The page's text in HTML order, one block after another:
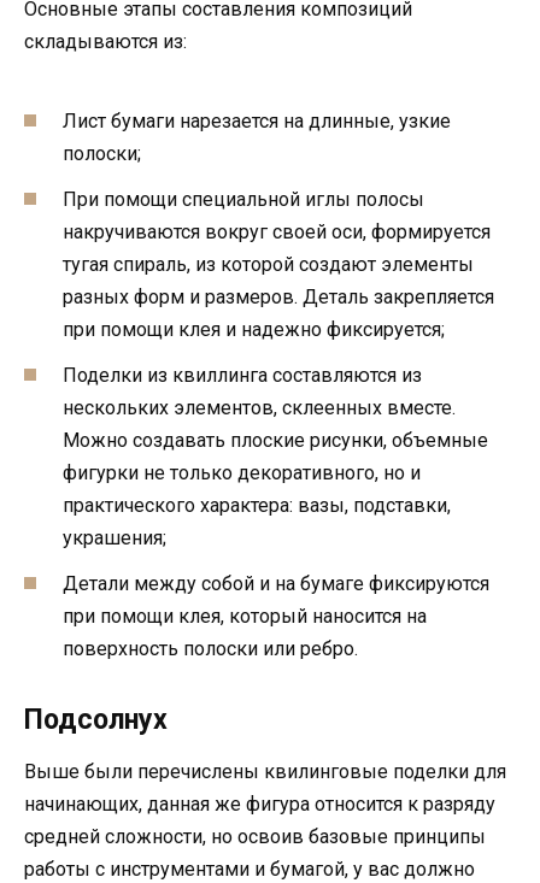
Основные этапы составления композиций
складываются из:
Лист бумаги нарезается на длинные, узкие
полоски;
При помощи специальной иглы полосы
накручиваются вокруг своей оси, формируется
тугая спираль, из которой создают элементы
разных форм и размеров. Деталь закрепляется
при помощи клея и надежно фиксируется;
Поделки из квиллинга составляются из
нескольких элементов, склеенных вместе.
Можно создавать плоские рисунки, объемные
фигурки не только декоративного, но и
практического характера: вазы, подставки,
украшения;
Детали между собой и на бумаге фиксируются
при помощи клея, который наносится на
поверхность полоски или ребро.
Подсолнух
Выше были перечислены квилинговые поделки для
начинающих, данная же фигура относится к разряду
средней сложности, но освоив базовые принципы
работы с инструментами и бумагой, у вас должно